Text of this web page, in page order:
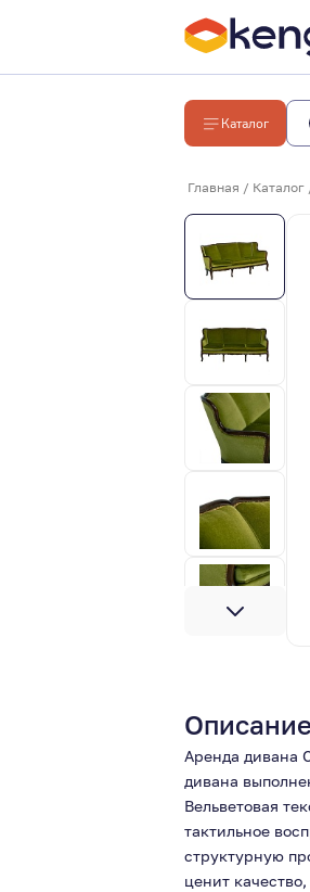
Каталог
Главная / Каталог
Описание
Аренда дивана
дивана
Вельветовая
тактильное
структурную
ценит